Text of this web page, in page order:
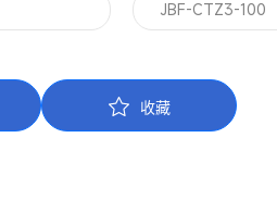
JBF-CTZ3-100
收藏